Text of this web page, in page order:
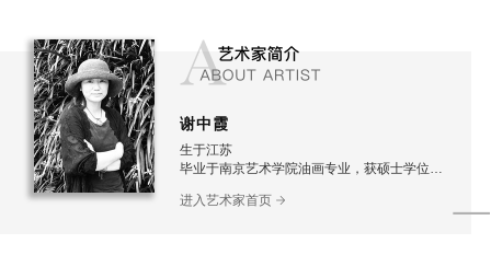
谢中霞
生于江苏
毕业于南京艺术学院油画专业，获硕士学位
国家一级美术师
进入艺术家首页